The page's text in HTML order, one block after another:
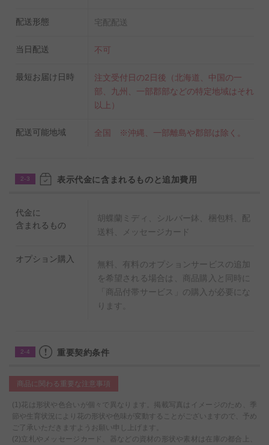
配送形態 宅配配送
当日配送 不可
最短お届け日時
注文受付日の2日後（北海道、中国の一
部、九州、一部郡部などの特定地域はそれ
以上）
配送可能地域 全国 ※沖縄、一部離島や郡部は除く。
2-3 表示代金に含まれるものと追加費用
代金に
含まれるもの
胡蝶蘭ミディ、シルバー鉢、梱包料、配
送料、メッセージカード
オプション購入
無料、有料のオプションサービスの追加
を希望される場合は、商品購入と同時に
「商品付帯サービス」の購入が必要にな
ります。
2-4 重要契約条件
商品に関わる重要な注意事項
(1)花は形状や色合いが個々で異なります。掲載写真はイメージのため、季
節や生育状況により花の形状や色味が変動することがございますので、予め
ご了承いただきますようお願い申し上げます。
(2)立札やメッセージカード、器などの資材の形状や素材は在庫の都合上、